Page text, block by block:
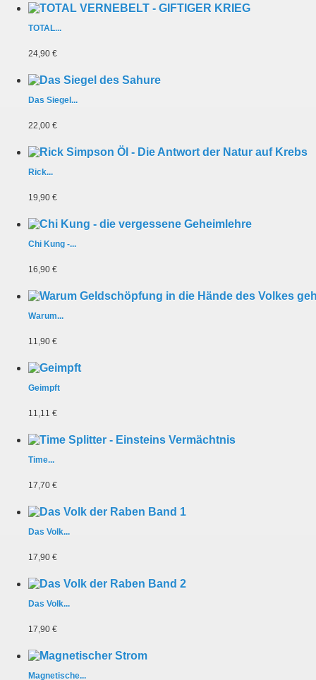
TOTAL...
24,90 €
Das Siegel...
22,00 €
Rick...
19,90 €
Chi Kung -...
16,90 €
Warum...
11,90 €
Geimpft
11,11 €
Time...
17,70 €
Das Volk...
17,90 €
Das Volk...
17,90 €
Magnetische...